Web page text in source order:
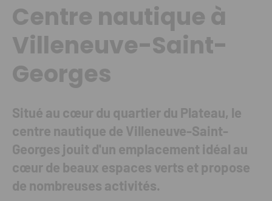
Centre nautique à
Villeneuve-Saint-
Georges
Situé au cœur du quartier du Plateau, le
centre nautique de Villeneuve-Saint-
Georges jouit d'un emplacement idéal au
cœur de beaux espaces verts et propose
de nombreuses activités.